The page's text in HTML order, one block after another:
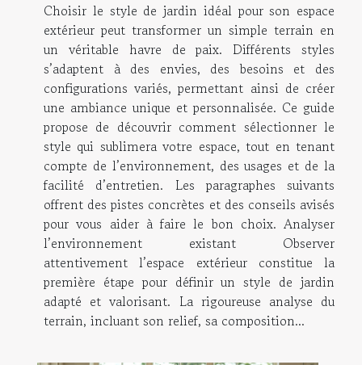
Choisir le style de jardin idéal pour son espace
extérieur peut transformer un simple terrain en
un véritable havre de paix. Différents styles
s’adaptent à des envies, des besoins et des
configurations variés, permettant ainsi de créer
une ambiance unique et personnalisée. Ce guide
propose de découvrir comment sélectionner le
style qui sublimera votre espace, tout en tenant
compte de l’environnement, des usages et de la
facilité d’entretien. Les paragraphes suivants
offrent des pistes concrètes et des conseils avisés
pour vous aider à faire le bon choix. Analyser
l’environnement existant Observer
attentivement l’espace extérieur constitue la
première étape pour définir un style de jardin
adapté et valorisant. La rigoureuse analyse du
terrain, incluant son relief, sa composition...